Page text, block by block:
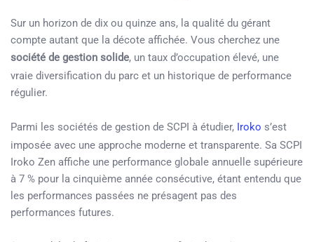
Sur un horizon de dix ou quinze ans, la qualité du gérant
compte autant que la décote affichée. Vous cherchez une
société de gestion solide, un taux d’occupation élevé, une
vraie diversification du parc et un historique de performance
régulier.
Parmi les sociétés de gestion de SCPI à étudier, Iroko s’est
imposée avec une approche moderne et transparente. Sa SCPI
Iroko Zen affiche une performance globale annuelle supérieure
à 7 % pour la cinquième année consécutive, étant entendu que
les performances passées ne présagent pas des
performances futures.